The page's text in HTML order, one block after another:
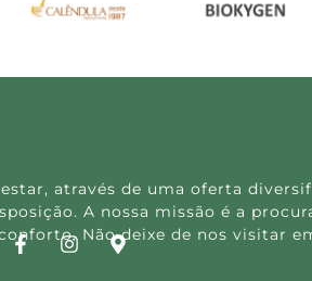
através de uma oferta
A nossa missão é a
Não deixe de nos visitar